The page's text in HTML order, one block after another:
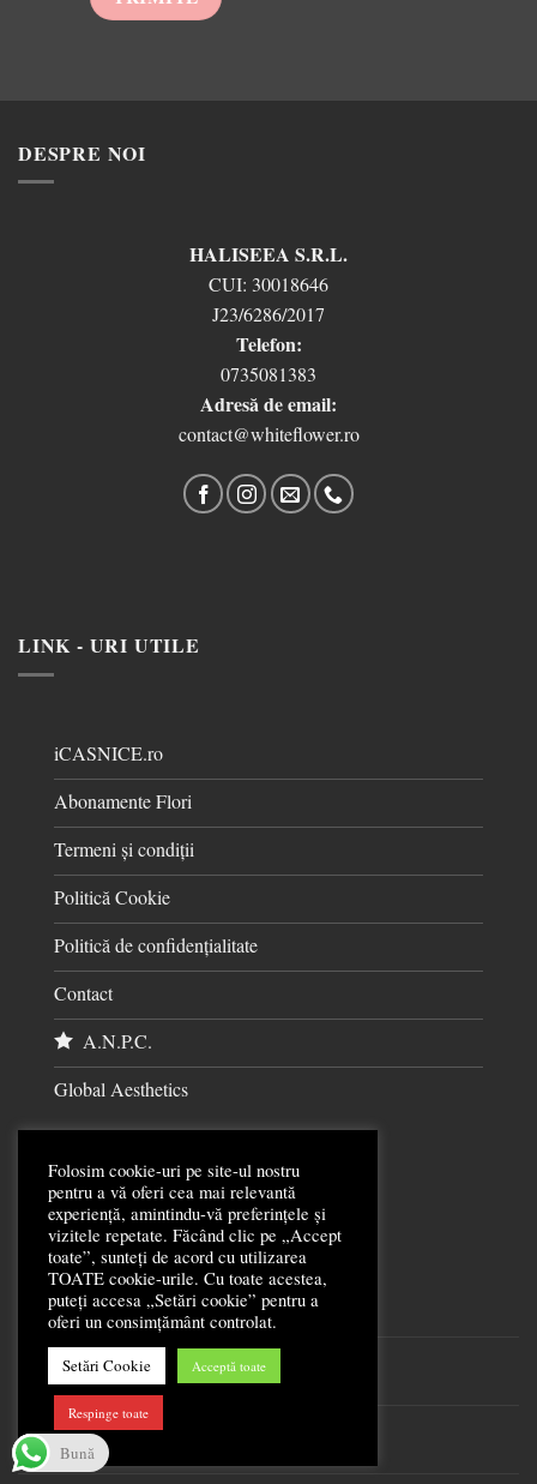
DESPRE NOI
HALISEEA S.R.L.
CUI: 30018646
J23/6286/2017
Telefon:
0735081383
Adresă de email:
contact@whiteflower.ro
LINK - URI UTILE
iCASNICE.ro
Abonamente Flori
Termeni și condiții
Politică Cookie
Politică de confidențialitate
Contact
A.N.P.C.
Global Aesthetics
CELE MAI NOI ARTICOLE
18
mai
Cum Îngrijim Cutiile cu Flori?
mart.
Buchete de Flori
08
mart.
Ziua Internațională a Femeilor
Folosim cookie-uri pe site-ul nostru
pentru a vă oferi cea mai relevantă
experiență, amintindu-vă preferințele și
vizitele repetate. Făcând clic pe „Accept
toate”, sunteți de acord cu utilizarea
TOATE cookie-urile. Cu toate acestea,
puteți accesa „Setări cookie” pentru a
oferi un consimțământ controlat.
Setări Cookie Acceptă toate
Respinge toate
Bună